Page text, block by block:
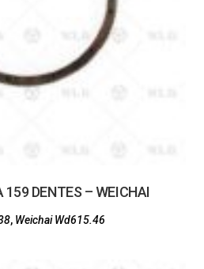
DENTES – WEICHAI
, Weichai Wd615.46